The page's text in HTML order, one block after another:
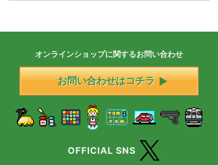
オンラインショップに関するお問い合わせ
お問い合わせはコチラ
OFFICIAL SNS